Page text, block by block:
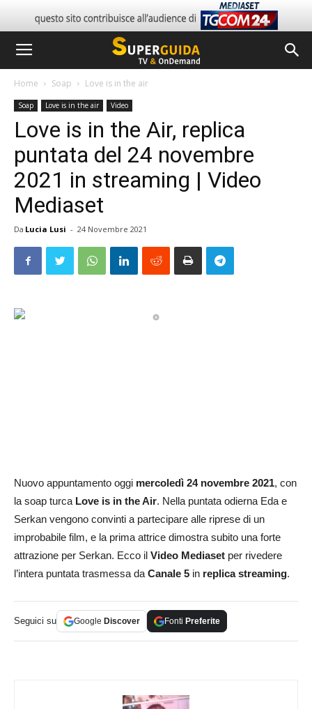
Home Soap Love is in the air
Soap Love is in the air Video
Love is in the Air, replica
puntata del 24 novembre
2021 in streaming | Video
Mediaset
Da Lucia Lusi - 24 Novembre 2021
Nuovo appuntamento oggi mercoledì 24 novembre 2021, con
la soap turca Love is in the Air. Nella puntata odierna Eda e
Serkan vengono convinti a partecipare alle riprese di un
improbabile film, e la prima attrice dimostra subito una forte
attrazione per Serkan. Ecco il Video Mediaset per rivedere
l’intera puntata trasmessa daCanale 5 in replica streaming.
Seguici su Google Discover Fonti Preferite